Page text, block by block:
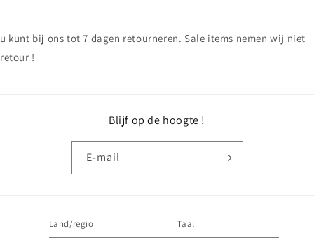
u kunt bij ons tot 7 dagen retourneren. Sale items nemen wij niet
retour !
Blijf op de hoogte !
E‑mail
Land/regio Taal